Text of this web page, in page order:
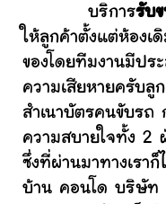
บริการรับ
ให้ลูกค้าตั้งแต่ห้องเ
ของโดยทีมงานมีปร
ความเสียหายครับลู
สำเนาบัตรคนขับรถ
ความสบายใจทั้ง 2
ซึ่งที่ผ่านมาทางเรา
บ้าน คอนโด บริษัท